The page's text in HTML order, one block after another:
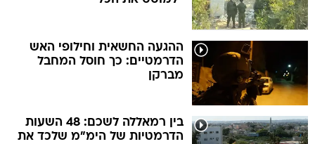
ההגעה החשאית וחילופי האש
הדרמטיים: כך חוסל המחבל
מברקן
בין רמאללה לשכם: 48 השעות
הדרמטיות של הימ"מ שלכד את